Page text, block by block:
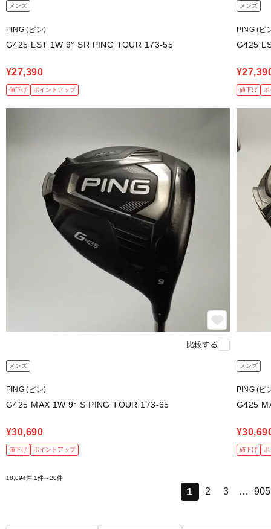
メンズ
PING (ピン)
G425 LST 1W 9° SR PING TOUR 173-55
¥27,390
値下げ ポイントアップ
メンズ
PING (ピ
値下げ
比較する
メンズ
PING (ピン)
G425 MAX 1W 9° S PING TOUR 173-65
¥30,690
値下げ ポイントアップ
メンズ
PING (ピ
値下げ
18,094件 1件～20件
1 2 3 … 905